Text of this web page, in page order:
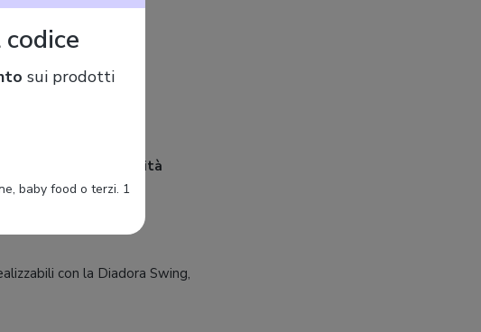
offre una
stabilità
con la Diadora Swing,
sui prodotti
baby food o terzi. 1